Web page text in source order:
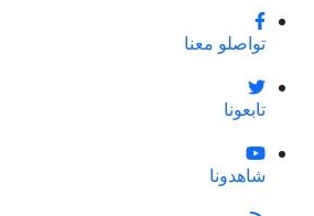
تواصلو معنا
تابعونا
شاهدونا